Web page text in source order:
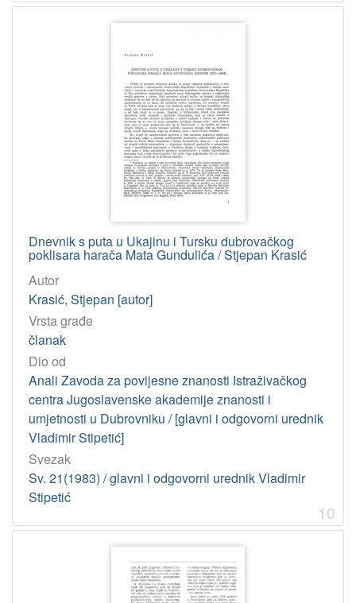
Dnevnik s puta u Ukajinu i Tursku dubrovačkog
poklisara harača Mata Gundulića / Stjepan Krasić
Autor
Krasić, Stjepan [autor]
Vrsta građe
članak
Dio od
Anali Zavoda za povijesne znanosti Istraživačkog
centra Jugoslavenske akademije znanosti i
umjetnosti u Dubrovniku / [glavni i odgovorni urednik
Vladimir Stipetić]
Svezak
Sv. 21(1983) / glavni i odgovorni urednik Vladimir
Stipetić
10